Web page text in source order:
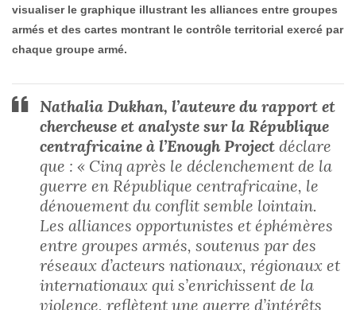
visualiser le graphique illustrant les alliances entre groupes
armés et des cartes montrant le contrôle territorial exercé par
chaque groupe armé.
Nathalia Dukhan, l’auteure du rapport et
chercheuse et analyste sur la République
centrafricaine à l’Enough Project déclare
que : « Cinq après le déclenchement de la
guerre en République centrafricaine, le
dénouement du conflit semble lointain.
Les alliances opportunistes et éphémères
entre groupes armés, soutenus par des
réseaux d’acteurs nationaux, régionaux et
internationaux qui s’enrichissent de la
violence, reflètent une guerre d’intérêts